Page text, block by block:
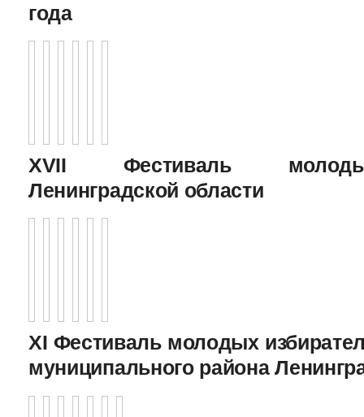
года
XVII Фестиваль
Ленинградской области
XI Фестиваль молодых
муниципального района